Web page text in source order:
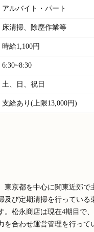
アルバイト・パート
床清掃、除塵作業等
時給1,100円
6:30~8:30
土、日、祝日
支給あり(上限13,000円)
東京都を中心に関東近郊で
及び定期清掃を行っている
。松永商店は現在4期目で
を合わせ運営管理を行って